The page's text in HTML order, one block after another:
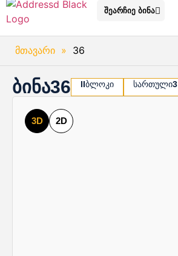
შეარჩიე ბინა
მთავარი » 36
ბინა36 IIბლოკი სართული3
3D 2D